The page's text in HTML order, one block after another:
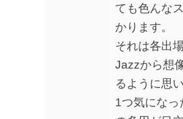
ても色んな
かります。
それは各出
Jazzから想
るように思
1つ気にな